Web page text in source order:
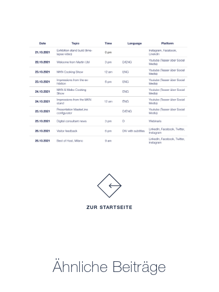
ZUR STARTSEITE
Ähnliche Beiträge